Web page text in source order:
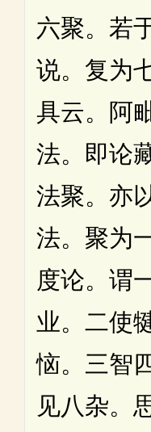
六聚。若
说。复为
具云。阿
法。即论
法聚。亦
法。聚为
度论。谓
业。二使
恼。三智
见八杂。